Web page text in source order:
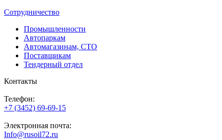
Сотрудничество
Промышленности
Автопаркам
Автомагазинам, СТО
Поставщикам
Тендерный отдел
Контакты
Телефон:
+7 (3452) 69-69-15
Электронная почта:
Info@rusoil72.ru